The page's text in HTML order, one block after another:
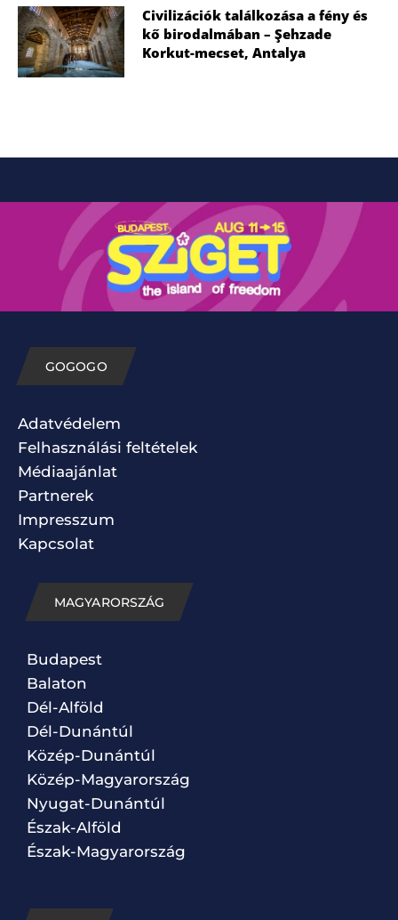
Civilizációk találkozása a fény és
kő birodalmában – Şehzade
Korkut-mecset, Antalya
GOGOGO
Adatvédelem
Felhasználási feltételek
Médiaajánlat
Partnerek
Impresszum
Kapcsolat
MAGYARORSZÁG
Budapest
Balaton
Dél-Alföld
Dél-Dunántúl
Közép-Dunántúl
Közép-Magyarország
Nyugat-Dunántúl
Észak-Alföld
Észak-Magyarország